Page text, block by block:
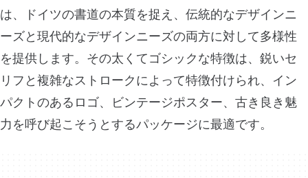
は、ドイツの書道の本質を捉え、伝統的なデザインニ
ーズと現代的なデザインニーズの両方に対して多様性
を提供します。その太くてゴシックな特徴は、鋭いセ
リフと複雑なストロークによって特徴付けられ、イン
パクトのあるロゴ、ビンテージポスター、古き良き魅
力を呼び起こそうとするパッケージに最適です。